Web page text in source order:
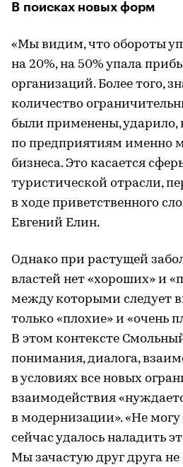
В поисках новых форм
«Мы видим, что обороты
на 20%, на 50% упала
организаций. Более того,
количество
были применены, ударило,
по предприятиям именно
бизнеса. Это касается
туристической отрасли,
в ходе приветственного
Евгений Елин.
Однако при растущей
властей нет «хороших» и
между которыми следует
только «плохие» и «очень
В этом контексте
понимания, диалога,
в условиях все новых
взаимодействия
в модернизации». «Не могу
сейчас удалось наладить
Мы зачастую друг друга